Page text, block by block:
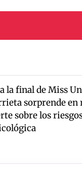
la final de Miss
sorprende
sobre los